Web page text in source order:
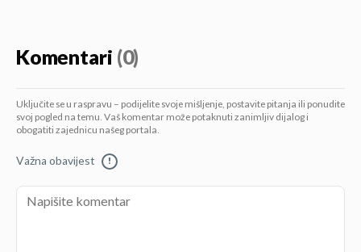
Komentari (0)
Uključite se u raspravu – podijelite svoje mišljenje, postavite pitanja ili ponudite
svoj pogled na temu. Vaš komentar može potaknuti zanimljiv dijalog i
obogatiti zajednicu našeg portala.
Važna obavijest !